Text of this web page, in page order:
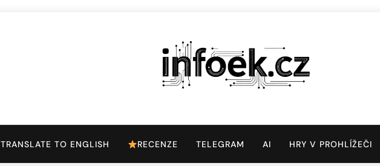
Infoek.cz
TRANSLATE TO ENGLISH RECENZE TELEGRAM AI HRY V PROHLÍŽEČI